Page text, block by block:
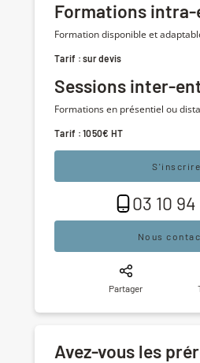
Formations
Formation disponible et
Tarif : sur devis
Sessions inter-
Formations en présentiel ou
Tarif : 1050€ HT
S'inscrire
03 10 94
Nous
Partager
Avez-vous les